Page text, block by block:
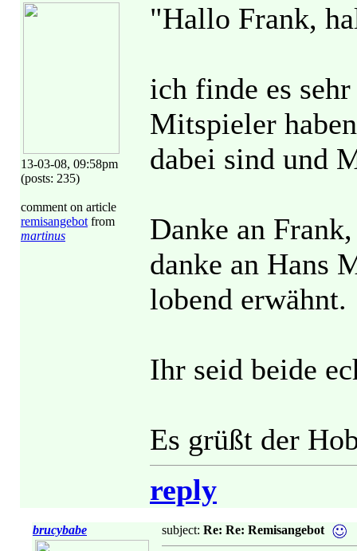
13-03-08, 09:58pm
(posts: 235)
comment on article
remisangebot from
martinus
"Hallo Frank,
ich finde es
Mitspieler
dabei sind und
Danke an
danke an Hans
lobend erwähnt.
Ihr seid beide
Es grüßt der
reply
brucybabe subject: Re: Re: Remisangebot